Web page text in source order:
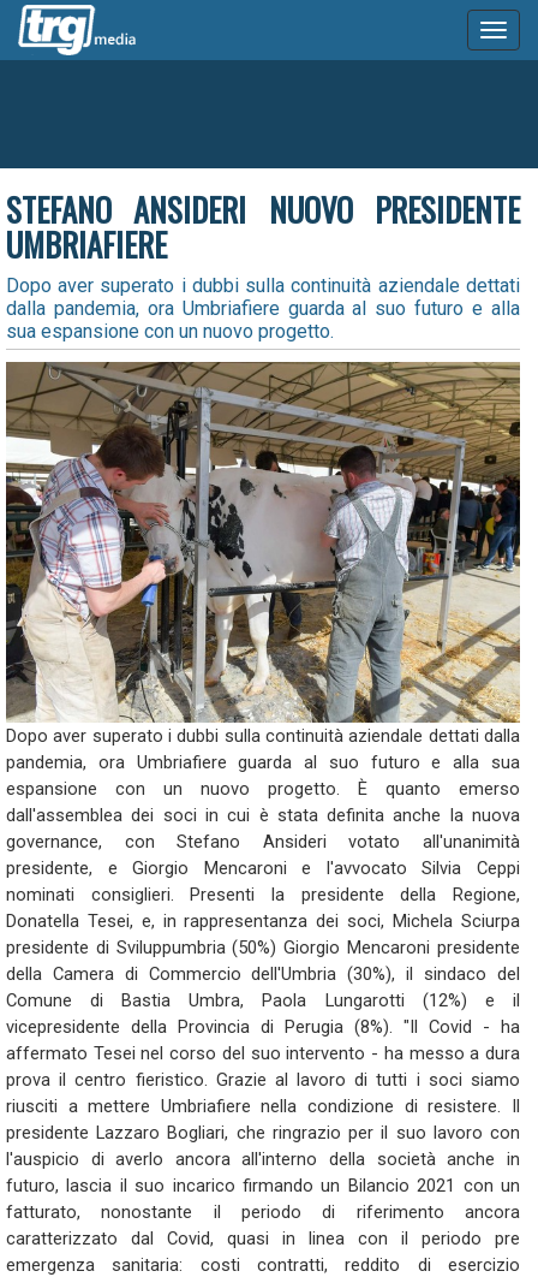
STEFANO ANSIDERI NUOVO PRESIDENTE
UMBRIAFIERE
Dopo aver superato i dubbi sulla continuità aziendale dettati
dalla pandemia, ora Umbriafiere guarda al suo futuro e alla
sua espansione con un nuovo progetto.
Dopo aver superato i dubbi sulla continuità aziendale dettati dalla
pandemia, ora Umbriafiere guarda al suo futuro e alla sua
espansione con un nuovo progetto. È quanto emerso
dall'assemblea dei soci in cui è stata definita anche la nuova
governance, con Stefano Ansideri votato all'unanimità
presidente, e Giorgio Mencaroni e l'avvocato Silvia Ceppi
nominati consiglieri. Presenti la presidente della Regione,
Donatella Tesei, e, in rappresentanza dei soci, Michela Sciurpa
presidente di Sviluppumbria (50%) Giorgio Mencaroni presidente
della Camera di Commercio dell'Umbria (30%), il sindaco del
Comune di Bastia Umbra, Paola Lungarotti (12%) e il
vicepresidente della Provincia di Perugia (8%). "Il Covid - ha
affermato Tesei nel corso del suo intervento - ha messo a dura
prova il centro fieristico. Grazie al lavoro di tutti i soci siamo
riusciti a mettere Umbriafiere nella condizione di resistere. Il
presidente Lazzaro Bogliari, che ringrazio per il suo lavoro con
l'auspicio di averlo ancora all'interno della società anche in
futuro, lascia il suo incarico firmando un Bilancio 2021 con un
fatturato, nonostante il periodo di riferimento ancora
caratterizzato dal Covid, quasi in linea con il periodo pre
emergenza sanitaria: costi contratti, reddito di esercizio